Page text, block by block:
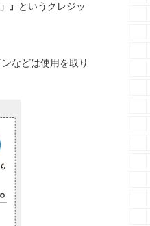
』
というクレジッ
などは使用を取り